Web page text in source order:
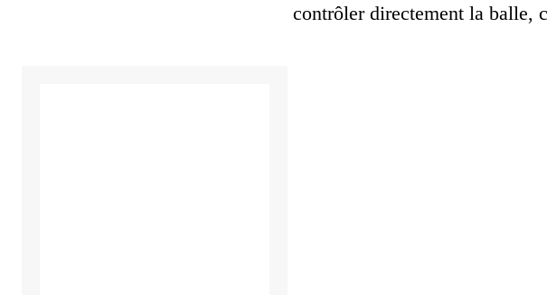
contrôler directement la balle,